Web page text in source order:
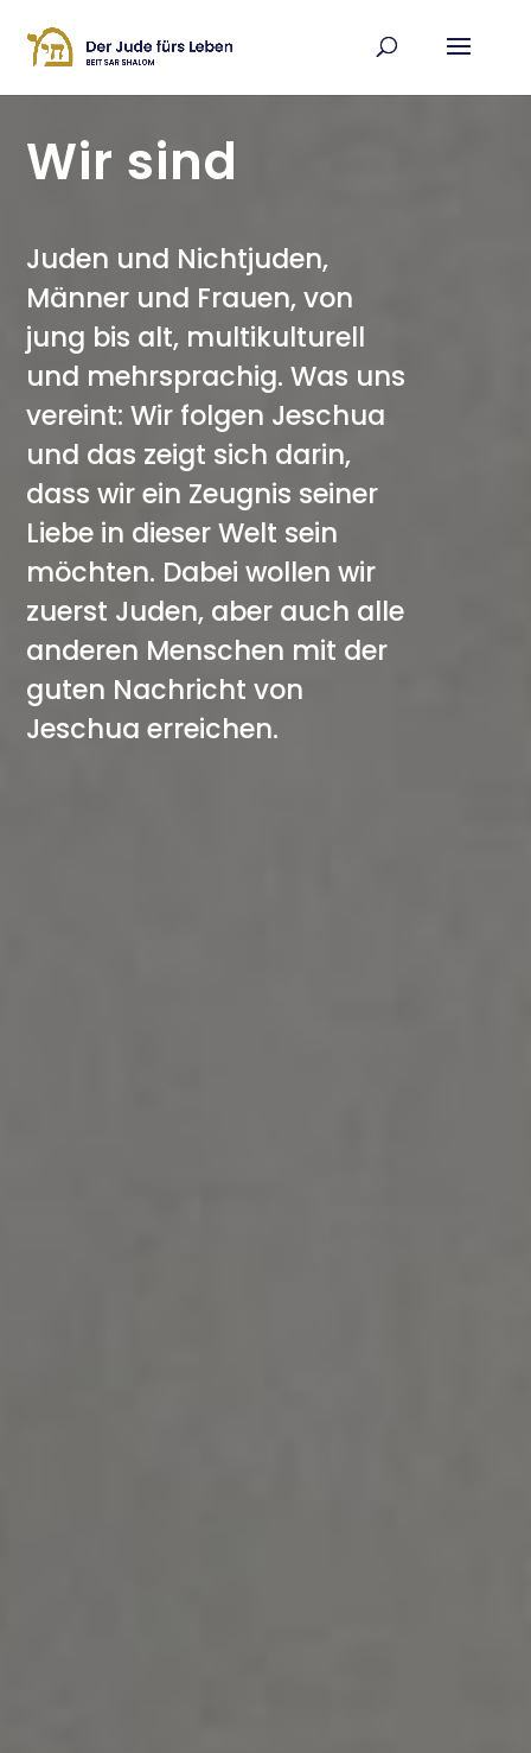
Wir sind
Juden und Nichtjuden,
Männer und Frauen, von
jung bis alt, multikulturell
und mehrsprachig.Was uns
vereint: Wir folgen Jeschua
und das zeigt sich darin,
dass wir ein Zeugnis seiner
Liebe in dieser Welt sein
möchten. Dabei wollen wir
zuerst Juden, aber auch alle
anderen Menschen mit der
guten Nachricht von
Jeschua erreichen.